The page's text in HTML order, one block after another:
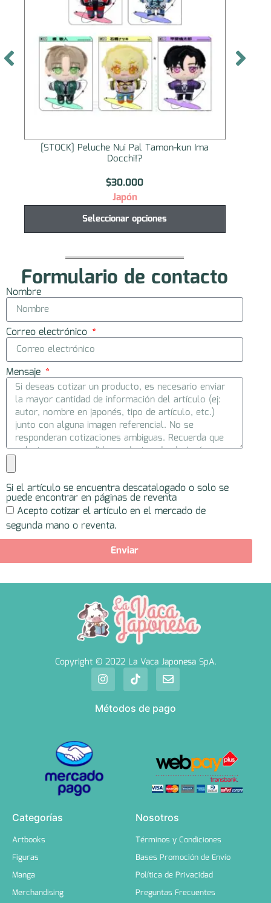
[STOCK] Peluche Nui Pal Tamon-kun Ima
Docchi!?
$30.000
Japón
Seleccionar opciones
Formulario de contacto
Nombre
Correo electrónico
Mensaje
Si el artículo se encuentra descatalogado o solo se
puede encontrar en páginas de reventa
Acepto cotizar el artículo en el mercado de
segunda mano o reventa.
Enviar
Copyright © 2022 La Vaca Japonesa SpA.
Métodos de pago
Categorías
Artbooks
Figuras
Manga
Merchandising
Nosotros
Términos y Condiciones
Bases Promoción de Envío
Política de Privacidad
Preguntas Frecuentes